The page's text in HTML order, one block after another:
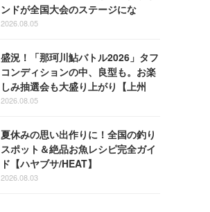
ンドが全国大会のステージにな
る！
2026.08.05
盛況！「那珂川鮎バトル2026」タフ
コンディションの中、良型も。お楽
しみ抽選会も大盛り上がり【上州
屋】
2026.08.05
夏休みの思い出作りに！全国の釣り
スポット＆絶品お魚レシピ完全ガイ
ド【ハヤブサ/HEAT】
2026.08.03